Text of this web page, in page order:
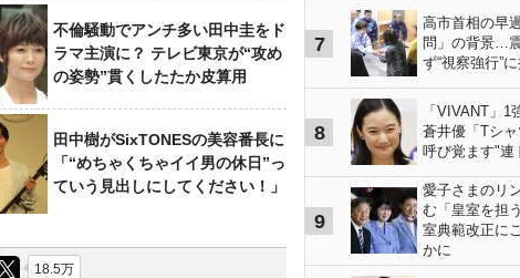
不倫騒動でアンチ多い田中圭をド
ラマ主演に？ テレビ東京が“攻め
の姿勢”貫くしたたか皮算用
田中樹がSixTONESの美容番長に
「“めちゃくちゃイイ男の休日”っ
ていう見出しにしてください！」
18.5万
7
高市首相の早
問」の背景…
ず“視察強行”
8
「VIVANT」
蒼井優「Tシ
呼び覚ます"連
9
愛子さまのリ
む「皇室を担
室典範改正に
かに